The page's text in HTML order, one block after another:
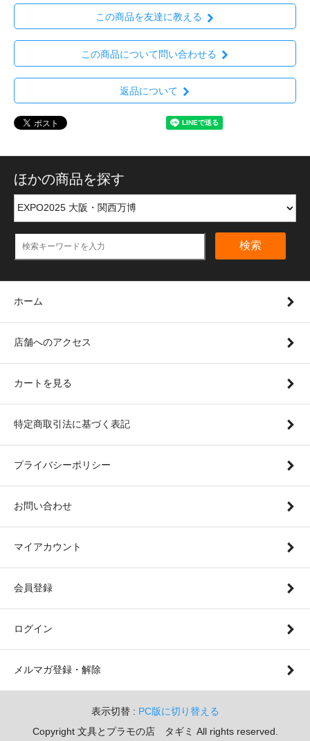
この商品を友達に教える
この商品について問い合わせる
返品について
ほかの商品を探す
検索
ホーム
店舗へのアクセス
カートを見る
特定商取引法に基づく表記
プライバシーポリシー
お問い合わせ
マイアカウント
会員登録
ログイン
メルマガ登録・解除
表示切替 : PC版に切り替える
Copyright 文具とプラモの店 タギミ All rights reserved.